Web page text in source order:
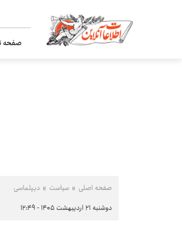
صفحه
صفحه اصلی سیاست دیپلماسی
دوشنبه ۲۱ اردیبهشت ۱۴۰۵ - ۱۲:۴۹